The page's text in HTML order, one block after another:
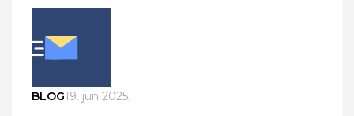
BLOG19. jun 2025.